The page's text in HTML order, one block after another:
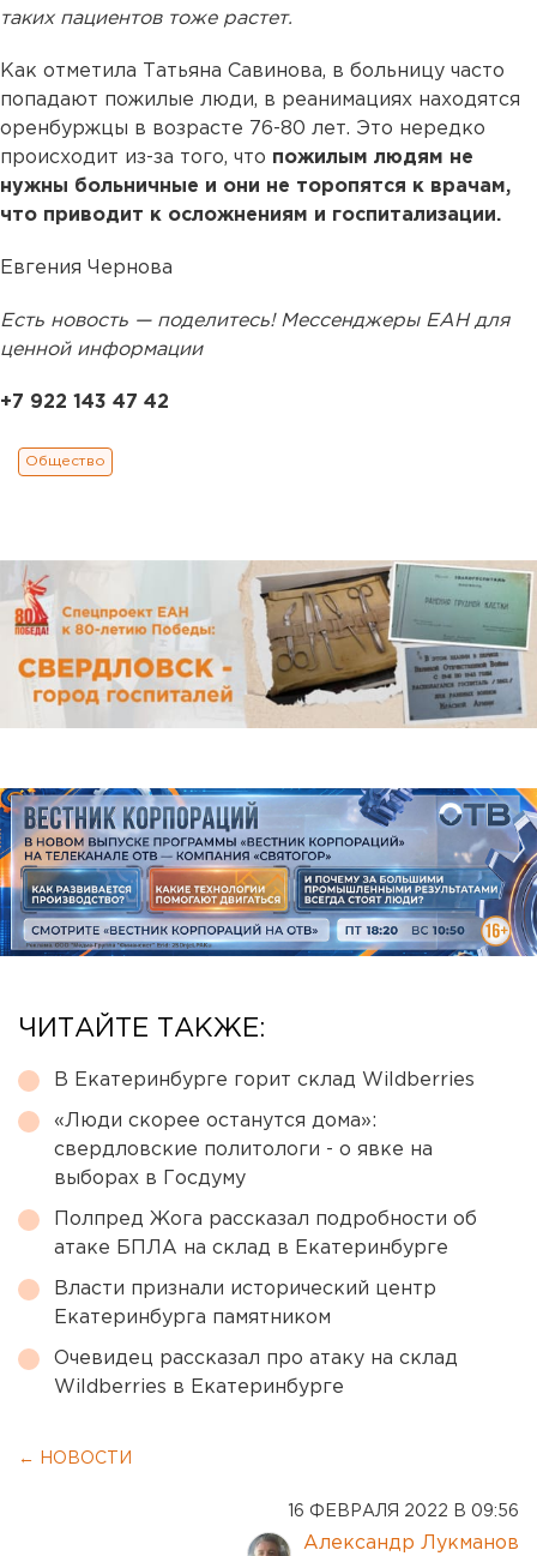
таких пациентов тоже растет.
Как отметила Татьяна Савинова, в больницу часто
попадают пожилые люди, в реанимациях находятся
оренбуржцы в возрасте 76-80 лет. Это нередко
происходит из-за того, что пожилым людям не
нужны больничные и они не торопятся к врачам,
что приводит к осложнениям и госпитализации.
Евгения Чернова
Есть новость — поделитесь! Мессенджеры ЕАН для
ценной информации
+7 922 143 47 42
Общество
ЧИТАЙТЕ ТАКЖЕ:
В Екатеринбурге горит склад Wildberries
«Люди скорее останутся дома»:
свердловские политологи - о явке на
выборах в Госдуму
Полпред Жога рассказал подробности об
атаке БПЛА на склад в Екатеринбурге
Власти признали исторический центр
Екатеринбурга памятником
Очевидец рассказал про атаку на склад
Wildberries в Екатеринбурге
← НОВОСТИ
16 ФЕВРАЛЯ 2022 В 09:56
Александр Лукманов